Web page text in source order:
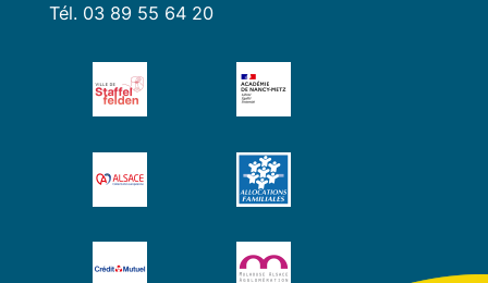
Tél. 03 89 55 64 20